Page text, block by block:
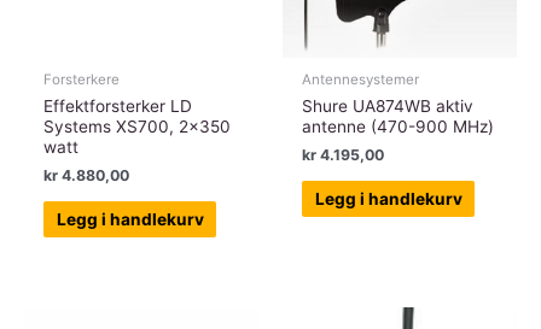
Forsterkere
Effektforsterker LD
Systems XS700, 2×350
watt
kr 4.880,00
Legg i handlekurv
Antennesystemer
Shure UA874WB aktiv
antenne (470-900 MHz)
kr 4.195,00
Legg i handlekurv